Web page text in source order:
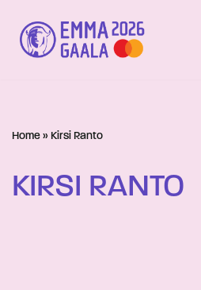
Siirry
suoraan
Home » Kirsi Ranto
KIRSI RANTO